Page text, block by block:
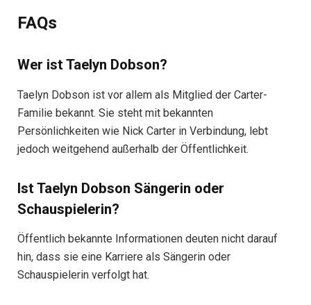
FAQs
Wer ist Taelyn Dobson?
Taelyn Dobson ist vor allem als Mitglied der Carter-
Familie bekannt. Sie steht mit bekannten
Persönlichkeiten wie Nick Carter in Verbindung, lebt
jedoch weitgehend außerhalb der Öffentlichkeit.
Ist Taelyn Dobson Sängerin oder
Schauspielerin?
Öffentlich bekannte Informationen deuten nicht darauf
hin, dass sie eine Karriere als Sängerin oder
Schauspielerin verfolgt hat.